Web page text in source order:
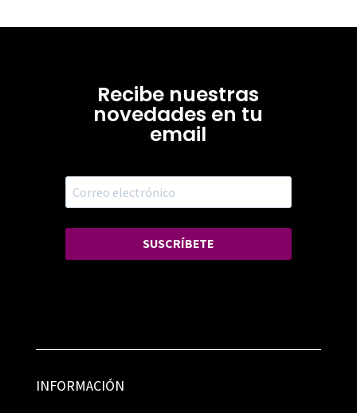
Recibe nuestras
novedades en tu
email
SUSCRÍBETE
INFORMACIÓN